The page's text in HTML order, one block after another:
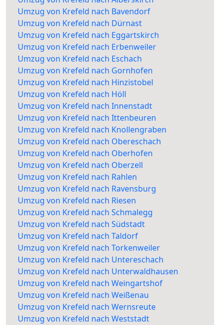
Umzug von Krefeld nach Bavendorf
Umzug von Krefeld nach Dürnast
Umzug von Krefeld nach Eggartskirch
Umzug von Krefeld nach Erbenweiler
Umzug von Krefeld nach Eschach
Umzug von Krefeld nach Gornhofen
Umzug von Krefeld nach Hinzistobel
Umzug von Krefeld nach Höll
Umzug von Krefeld nach Innenstadt
Umzug von Krefeld nach Ittenbeuren
Umzug von Krefeld nach Knollengraben
Umzug von Krefeld nach Obereschach
Umzug von Krefeld nach Oberhofen
Umzug von Krefeld nach Oberzell
Umzug von Krefeld nach Rahlen
Umzug von Krefeld nach Ravensburg
Umzug von Krefeld nach Riesen
Umzug von Krefeld nach Schmalegg
Umzug von Krefeld nach Südstadt
Umzug von Krefeld nach Taldorf
Umzug von Krefeld nach Torkenweiler
Umzug von Krefeld nach Untereschach
Umzug von Krefeld nach Unterwaldhausen
Umzug von Krefeld nach Weingartshof
Umzug von Krefeld nach Weißenau
Umzug von Krefeld nach Wernsreute
Umzug von Krefeld nach Weststadt